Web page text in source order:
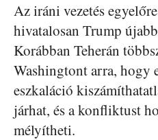
Az iráni vezetés
hivatalosan Trump
Korábban Teherán
Washingtont arra, hogy
eszkaláció
járhat, és a konfliktust
mélyítheti.